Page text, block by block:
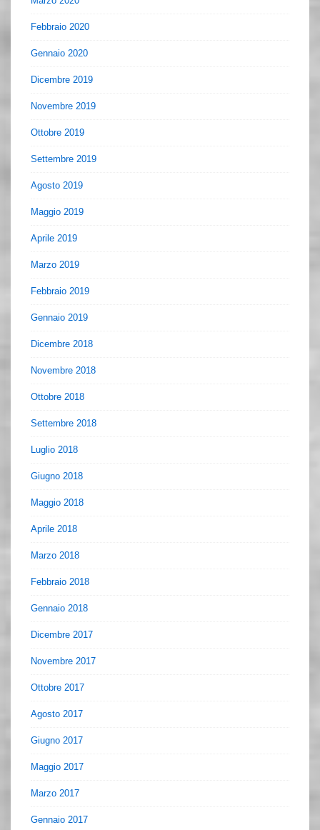
Febbraio 2020
Gennaio 2020
Dicembre 2019
Novembre 2019
Ottobre 2019
Settembre 2019
Agosto 2019
Maggio 2019
Aprile 2019
Marzo 2019
Febbraio 2019
Gennaio 2019
Dicembre 2018
Novembre 2018
Ottobre 2018
Settembre 2018
Luglio 2018
Giugno 2018
Maggio 2018
Aprile 2018
Marzo 2018
Febbraio 2018
Gennaio 2018
Dicembre 2017
Novembre 2017
Ottobre 2017
Agosto 2017
Giugno 2017
Maggio 2017
Marzo 2017
Gennaio 2017